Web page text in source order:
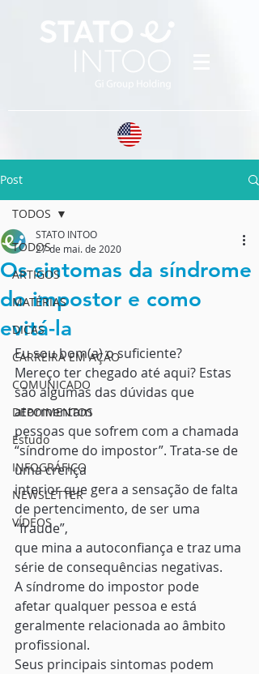
Post
TODOS
ARTIGOS
MATÉRIAS
DICAS
CARREIRA EM AÇÃO
COMUNICADO
DEPOIMENTOS
Estudo
INFOGRÁFICO
NEWSLETTER
VÍDEOS
TODOS
Os sintomas da síndrome
do impostor e como
evitá-la
STATO INTOO
27 de mai. de 2020
Eu sou bom(a) o suficiente?
Mereço ter chegado até aqui? Estas
são algumas das dúvidas que
atormentam
pessoas que sofrem com a chamada
“síndrome do impostor”. Trata-se de
uma crença
interior que gera a sensação de falta
de pertencimento, de ser uma
“fraude”,
que mina a autoconfiança e traz uma
série de consequências negativas.
A síndrome do impostor pode
afetar qualquer pessoa e está
geralmente relacionada ao âmbito
profissional.
Seus principais sintomas podem